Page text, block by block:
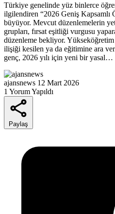
Türkiye genelinde yüz binlerce
ilgilendiren “2026 Geniş Kapsamlı
büyüyor. Mevcut düzenlemelerin
grupları, fırsat eşitliği vurgusu
düzenleme bekliyor.
ilişiği kesilen ya da eğitimine ara
genç, 2026 yılı için yeni bir yasal…
ajansnews 12 Mart 2026
1 Yorum Yapıldı
Paylaş